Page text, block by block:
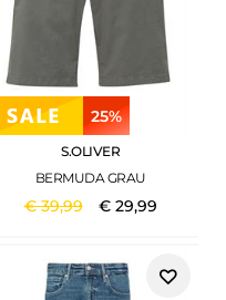
25%
S.OLIVER
BERMUDA GRAU
€39,99 € 29,99